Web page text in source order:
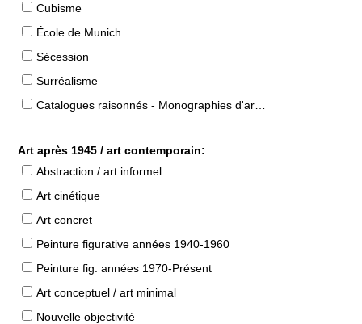
Cubisme
École de Munich
Sécession
Surréalisme
Catalogues raisonnés - Monographies d'artistes
Art après 1945 / art contemporain:
Abstraction / art informel
Art cinétique
Art concret
Peinture figurative années 1940-1960
Peinture fig. années 1970-Présent
Art conceptuel / art minimal
Nouvelle objectivité